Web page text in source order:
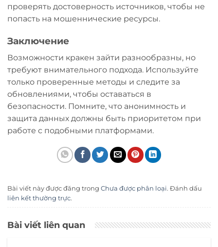
проверять достоверность источников, чтобы не
попасть на мошеннические ресурсы.
Заключение
Возможности кракен зайти разнообразны, но
требуют внимательного подхода. Используйте
только проверенные методы и следите за
обновлениями, чтобы оставаться в
безопасности. Помните, что анонимность и
защита данных должны быть приоритетом при
работе с подобными платформами.
Bài viết này được đăng trong Chưa được phân loại. Đánh dấu
liên kết thường trực.
Bài viết liên quan